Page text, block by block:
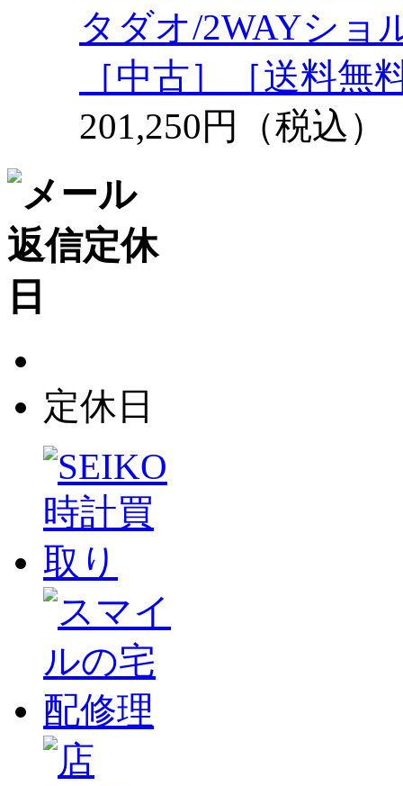
タダオ/2WAYシ
［中古］［送料無
201,250円（税込）
定休日